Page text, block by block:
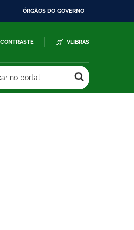
ÓRGÃOS DO GOVERNO
VLIBRAS
no portal